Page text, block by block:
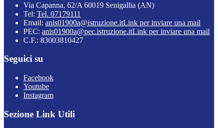
Via Capanna, 62/A 60019 Senigallia (AN)
Tel: Tel. 07179111
Email: anis01900a@istruzione.itLink per inviare una mail
PEC: anis01900a@pec.istruzione.itLink per inviare una mail
C.F.: 83003810427
Seguici su
Facebook
Youtube
Instagram
Sezione Link Utili